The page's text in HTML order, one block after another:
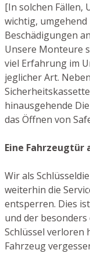
[In solchen Fällen,
wichtig,
Beschädigungen
Unsere Monteure
viel Erfahrung im
jeglicher Art.
hinausgehende
das Öffnen von
Eine Fahrzeugtür
Wir als
weiterhin die
entsperren. Dies
und der
Schlüssel verloren
Fahrzeug